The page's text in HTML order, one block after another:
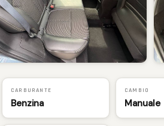
CARBURANTE
Benzina
CAMBIO
Manuale